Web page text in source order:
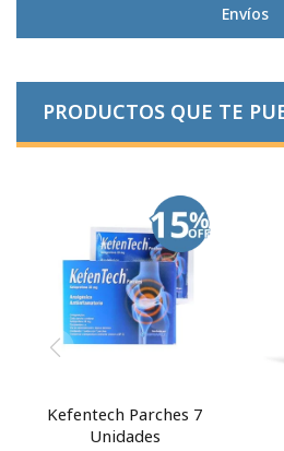
Envíos
PRODUCTOS QUE TE
Kefentech Parches 7
Unidades